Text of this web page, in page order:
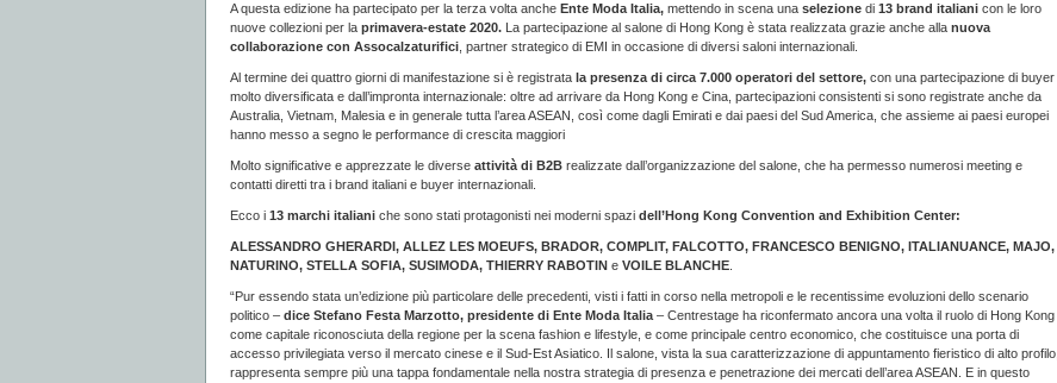
A questa edizione ha partecipato per la terza volta anche Ente Moda Italia, mettendo in scena una selezione di 13 brand italiani con le loro
nuove collezioni per la primavera-estate 2020. La partecipazione al salone di Hong Kong è stata realizzata grazie anche alla nuova
collaborazione con Assocalzaturifici , partner strategico di EMI in occasione di diversi saloni internazionali.
Al termine dei quattro giorni di manifestazione si è registrata la presenza di circa 7.000 operatori del settore, con una partecipazione di buyer
molto diversificata e dall’impronta internazionale: oltre ad arrivare da Hong Kong e Cina, partecipazioni consistenti si sono registrate anche da
Australia, Vietnam, Malesia e in generale tutta l’area ASEAN, così come dagli Emirati e dai paesi del Sud America, che assieme ai paesi europei
hanno messo a segno le performance di crescita maggiori
Molto significative e apprezzate le diverse attività di B2B realizzate dall’organizzazione del salone, che ha permesso numerosi meeting e
contatti diretti tra i brand italiani e buyer internazionali.
Ecco i 13 marchi italiani che sono stati protagonisti nei moderni spazi dell’Hong Kong Convention and Exhibition Center:
ALESSANDRO GHERARDI, ALLEZ LES MOEUFS, BRADOR, COMPLIT, FALCOTTO, FRANCESCO BENIGNO, ITALIANUANCE, MAJO,
NATURINO, STELLA SOFIA, SUSIMODA, THIERRY RABOTIN e VOILE BLANCHE
“Pur essendo stata un’edizione più particolare delle precedenti, visti i fatti in corso nella metropoli e le recentissime evoluzioni dello scenario
politico – dice Stefano Festa Marzotto, presidente di Ente Moda Italia – Centrestage ha riconfermato ancora una volta il ruolo di Hong Kong
come capitale riconosciuta della regione per la scena fashion e lifestyle, e come principale centro economico, che costituisce una porta di
accesso privilegiata verso il mercato cinese e il Sud-Est Asiatico. Il salone, vista la sua caratterizzazione di appuntamento fieristico di alto profilo,
rappresenta sempre più una tappa fondamentale nella nostra strategia di presenza e penetrazione dei mercati dell’area ASEAN. E in questo